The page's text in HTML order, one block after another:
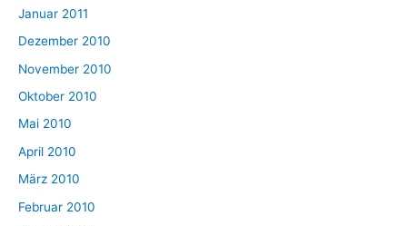
Januar 2011
Dezember 2010
November 2010
Oktober 2010
Mai 2010
April 2010
März 2010
Februar 2010